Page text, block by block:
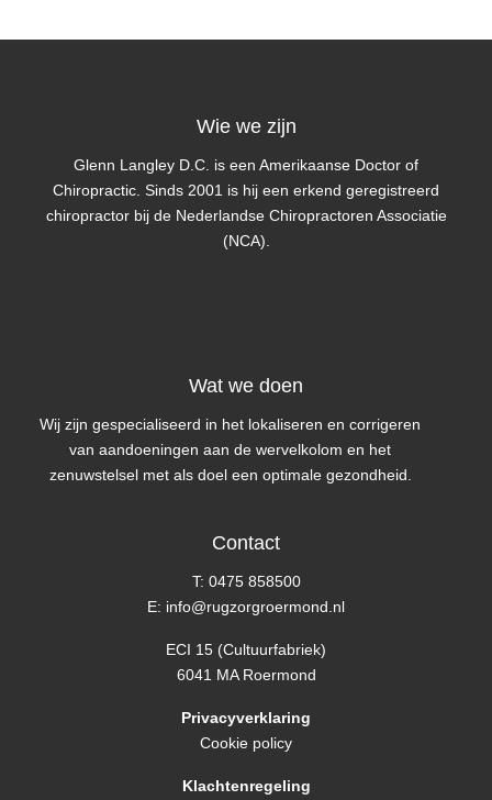
Wie we zijn
Glenn Langley D.C. is een Amerikaanse Doctor of
Chiropractic. Sinds 2001 is hij een erkend geregistreerd
chiropractor bij de Nederlandse Chiropractoren Associatie
(NCA).
Wat we doen
Wij zijn gespecialiseerd in het lokaliseren en corrigeren
van aandoeningen aan de wervelkolom en het
zenuwstelsel met als doel een optimale gezondheid.
Contact
T: 0475 858500
E: info@rugzorgroermond.nl
ECI 15 (Cultuurfabriek)
6041 MA Roermond
Privacyverklaring
Cookie policy
Klachtenregeling